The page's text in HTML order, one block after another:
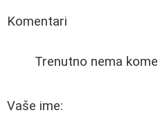
Komentari
Trenutno nema
Vaše ime: